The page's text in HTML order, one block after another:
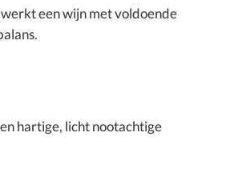
een wijn met voldoende
hartige, licht nootachtige